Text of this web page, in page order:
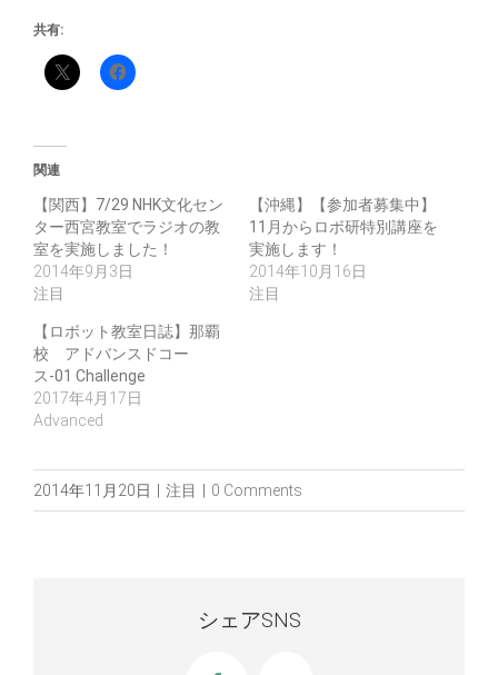
共有:
関連
【関西】7/29 NHK文化セン
ター西宮教室でラジオの教
室を実施しました！
2014年9月3日
注目
【沖縄】【参加者募集中】
11月からロボ研特別講座を
実施します！
2014年10月16日
注目
【ロボット教室日誌】那覇
校 アドバンスドコー
ス-01 Challenge
2017年4月17日
Advanced
2014年11月20日 注目 0 Comments
シェアSNS